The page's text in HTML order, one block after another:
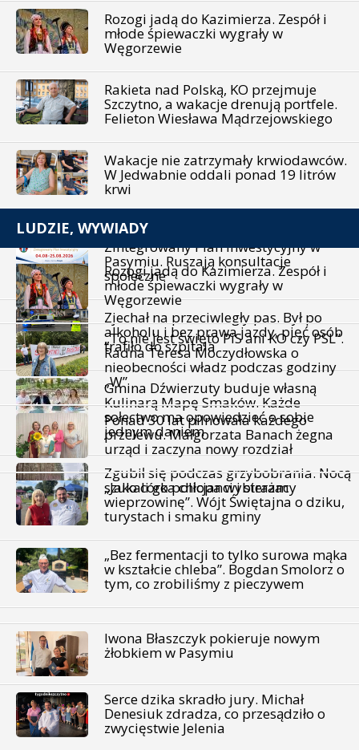
Rozogi jadą do Kazimierza. Zespół i
młode śpiewaczki wygrały w
Węgorzewie
Rakieta nad Polską, KO przejmuje
Szczytno, a wakacje drenują portfele.
Felieton Wiesława Mądrzejowskiego
Wakacje nie zatrzymały krwiodawców.
W Jedwabnie oddali ponad 19 litrów
krwi
Zintegrowany Plan Inwestycyjny w
Pasymiu. Ruszają konsultacje
społeczne
Zjechał na przeciwległy pas. Był po
alkoholu i bez prawa jazdy, pięć osób
trafiło do szpitala
Gmina Dźwierzuty buduje własną
Kulinarą Mapę Smaków. Każde
sołectwo ma opowiedzieć o sobie
jednym daniem
Zgubił się podczas grzybobrania. Nocą
szukali go policjanci i strażacy
LUDZIE, WYWIADY
Rozogi jadą do Kazimierza. Zespół i
młode śpiewaczki wygrały w
Węgorzewie
„To nie jest święto PiS ani KO czy PSL”.
Radna Teresa Moczydłowska o
nieobecności władz podczas godziny
„W”
Ponad 30 lat pilnowała każdego
przelewu. Małgorzata Banach żegna
urząd i zaczyna nowy rozdział
„Jako córka chłopa wybieram
wieprzowinę”. Wójt Świętajna o dziku,
turystach i smaku gminy
„Bez fermentacji to tylko surowa mąka
w kształcie chleba”. Bogdan Smolorz o
tym, co zrobiliśmy z pieczywem
Iwona Błaszczyk pokieruje nowym
żłobkiem w Pasymiu
Serce dzika skradło jury. Michał
Denesiuk zdradza, co przesądziło o
zwycięstwie Jelenia